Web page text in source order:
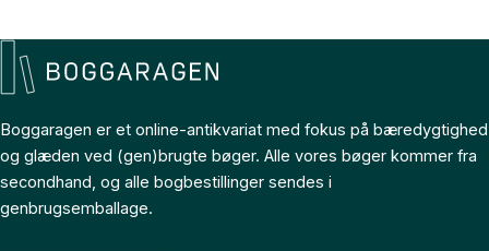
Boggaragen er et online-antikvariat med fokus på bæredygtighed
og glæden ved (gen)brugte bøger. Alle vores bøger kommer fra
secondhand, og alle bogbestillinger sendes i
genbrugsemballage.